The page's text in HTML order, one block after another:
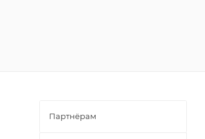
Партнёрам